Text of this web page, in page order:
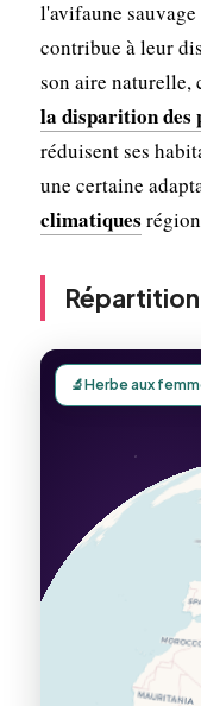
l'avifaune
contribue à leur
son aire naturelle,
la disparition des
réduisent ses
une certaine
climatiques